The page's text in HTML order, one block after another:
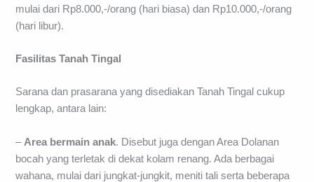
mulai dari Rp8.000,-/orang (hari biasa) dan Rp10.000,-/orang
(hari libur).
Fasilitas Tanah Tingal
Sarana dan prasarana yang disediakan Tanah Tingal cukup
lengkap, antara lain:
– Area bermain anak. Disebut juga dengan Area Dolanan
bocah yang terletak di dekat kolam renang. Ada berbagai
wahana, mulai dari jungkat-jungkit, meniti tali serta beberapa